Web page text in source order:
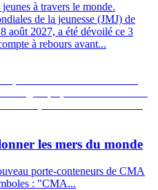
à travers le monde.
de la jeunesse (JMJ) de
août 2027, a été dévoilé ce 3
à rebours avant...
les mers du monde
porte-conteneurs de CMA
: "CMA...